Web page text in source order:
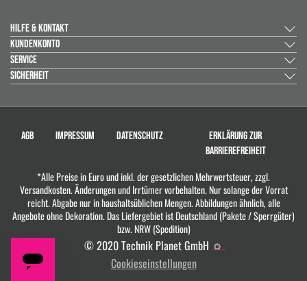
HILFE & KONTAKT
KUNDENKONTO
SERVICE
SICHERHEIT
AGB IMPRESSUM DATENSCHUTZ
ERKLÄRUNG ZUR
BARRIEREFREIHEIT
*Alle Preise in Euro und inkl. der gesetzlichen Mehrwertsteuer, zzgl.
Versandkosten. Änderungen und Irrtümer vorbehalten. Nur solange der Vorrat
reicht. Abgabe nur in haushaltsüblichen Mengen. Abbildungen ähnlich, alle
Angebote ohne Dekoration. Das Liefergebiet ist Deutschland (Pakete / Sperrgüter)
bzw. NRW (Spedition)
© 2020 Technik Planet GmbH
Cookieseinstellungen